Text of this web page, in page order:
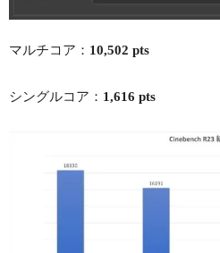
マルチコア： 10,502 pts
シングルコア： 1,616 pts